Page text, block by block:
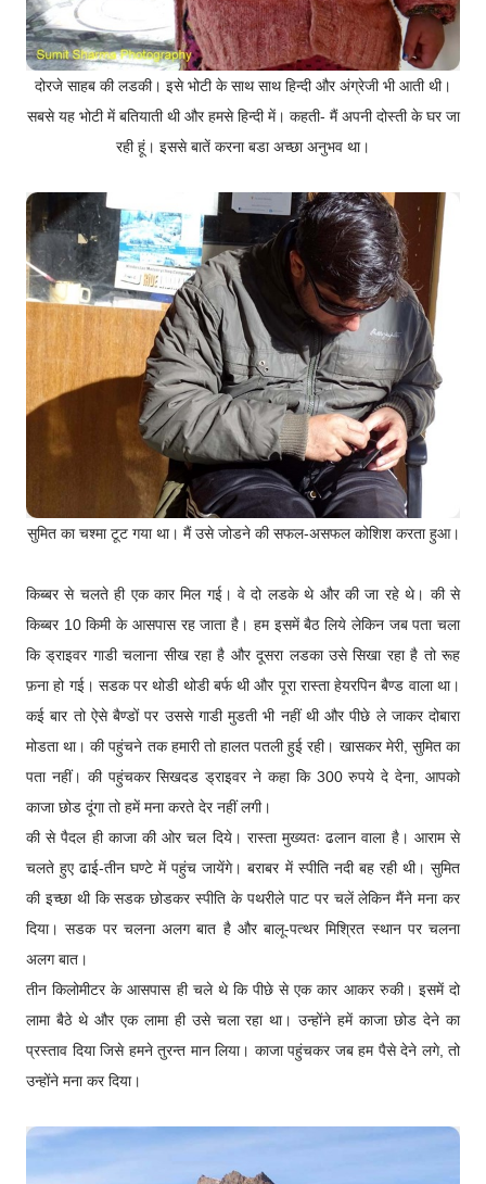
दोरजे साहब की लडकी। इसे भोटी के साथ साथ हिन्दी और अंग्रेजी भी आती थी।
सबसे यह भोटी में बतियाती थी और हमसे हिन्दी में। कहती- मैं अपनी दोस्ती के घर जा
रही हूं। इससे बातें करना बडा अच्छा अनुभव था।
सुमित का चश्मा टूट गया था। मैं उसे जोडने की सफल-असफल कोशिश करता हुआ।
किब्बर से चलते ही एक कार मिल गई। वे दो लडके थे और की जा रहे थे। की से
किब्बर 10 किमी के आसपास रह जाता है। हम इसमें बैठ लिये लेकिन जब पता चला
कि ड्राइवर गाडी चलाना सीख रहा है और दूसरा लडका उसे सिखा रहा है तो रूह
फ़ना हो गई। सडक पर थोडी थोडी बर्फ थी और पूरा रास्ता हेयरपिन बैण्ड वाला था।
कई बार तो ऐसे बैण्डों पर उससे गाडी मुडती भी नहीं थी और पीछे ले जाकर दोबारा
मोडता था। की पहुंचने तक हमारी तो हालत पतली हुई रही। खासकर मेरी, सुमित का
पता नहीं। की पहुंचकर सिखदड ड्राइवर ने कहा कि 300 रुपये दे देना, आपको
काजा छोड दूंगा तो हमें मना करते देर नहीं लगी।
की से पैदल ही काजा की ओर चल दिये। रास्ता मुख्यतः ढलान वाला है। आराम से
चलते हुए ढाई-तीन घण्टे में पहुंच जायेंगे। बराबर में स्पीति नदी बह रही थी। सुमित
की इच्छा थी कि सडक छोडकर स्पीति के पथरीले पाट पर चलें लेकिन मैंने मना कर
दिया। सडक पर चलना अलग बात है और बालू-पत्थर मिश्रित स्थान पर चलना
अलग बात।
तीन किलोमीटर के आसपास ही चले थे कि पीछे से एक कार आकर रुकी। इसमें दो
लामा बैठे थे और एक लामा ही उसे चला रहा था। उन्होंने हमें काजा छोड देने का
प्रस्ताव दिया जिसे हमने तुरन्त मान लिया। काजा पहुंचकर जब हम पैसे देने लगे, तो
उन्होंने मना कर दिया।